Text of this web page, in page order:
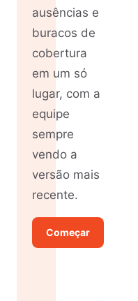
ausências e
buracos de
cobertura
em um só
lugar, com a
equipe
sempre
vendo a
versão mais
recente.
Começar